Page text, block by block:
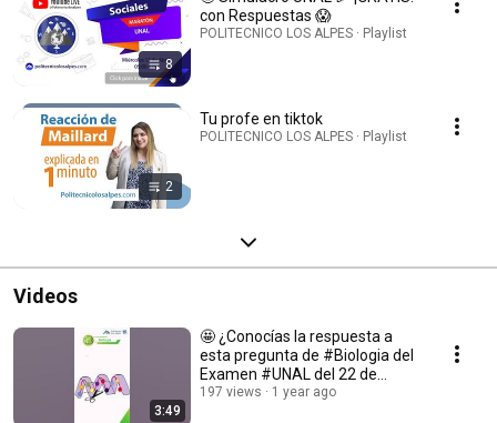
8
con Respuestas 😱
POLITECNICO LOS ALPES · Playlist
2
Tu profe en tiktok
POLITECNICO LOS ALPES · Playlist
Videos
3:49
🤩 ¿Conocías la respuesta a
esta pregunta de #Biologia del
Examen #UNAL del 22 de
septiembre de 2024?
197 views 1 year ago